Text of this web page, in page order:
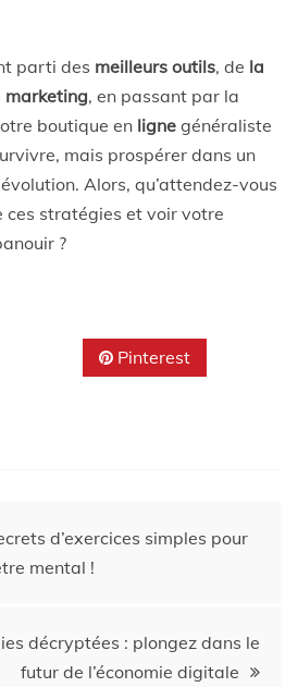
parti des meilleurs outils, de la
marketing, en passant par la
boutique en ligne généraliste
mais prospérer dans un
Alors, qu’attendez-vous
stratégies et voir votre
?
Pinterest
d’exercices simples pour
mental !
décryptées : plongez dans le
futur de l’économie digitale